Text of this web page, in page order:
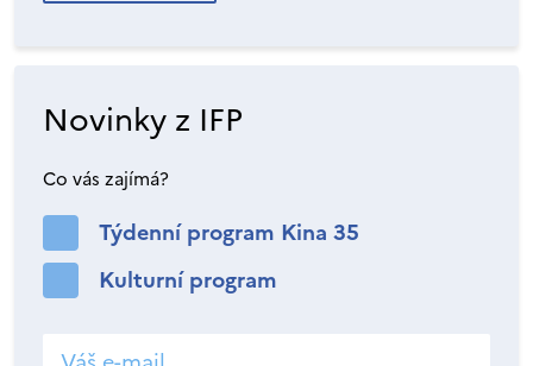
Novinky z IFP
Co vás zajímá?
Týdenní program Kina 35
Kulturní program